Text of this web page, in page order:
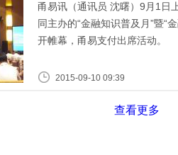
甬易讯（通讯员 沈曙）9月1日
同主办的“金融知识普及月”暨“
开帷幕，甬易支付出席活动。
2015-09-10 09:39
查看更多